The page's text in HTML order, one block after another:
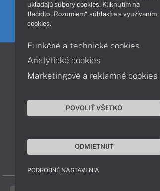
Informácie
Obchodné podmienky
Ochrana osobných údajov
Vyhlásenie o prístupnosti
Cookies
ukladajú súbory cookies. Kliknutím na
tlačidlo „Rozumiem“ súhlasíte s využívaním
cookies.
Funkčné a technické cookies
Analytické cookies
Marketingové a reklamné cookies
POVOLIŤ VŠETKO
ODMIETNUŤ
PODROBNÉ NASTAVENIA